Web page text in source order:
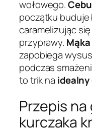
wołowego.
początku buduje
caramelizując
przyprawy. Mąka
zapobiega
podczas
to trik na
Przepis
kurczaka